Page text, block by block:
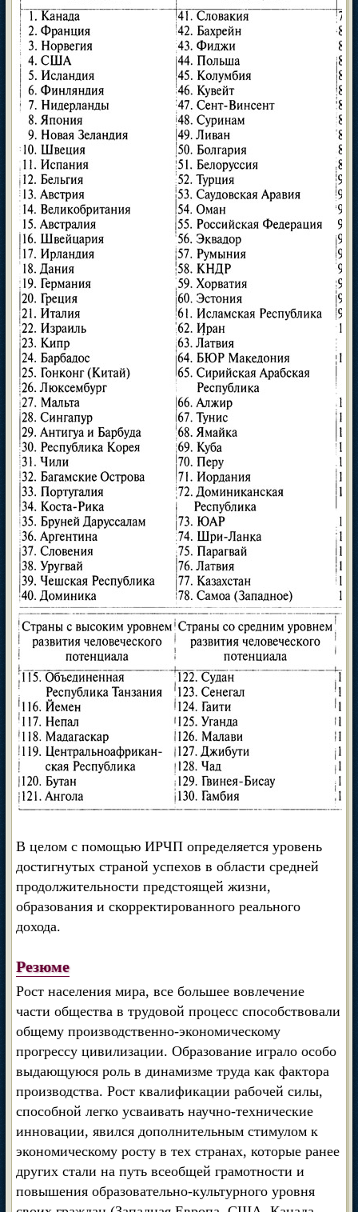
В целом с помощью ИРЧП определяется уровень
достигнутых страной успехов в области средней
продолжительности предстоящей жизни,
образования и скорректированного реального
дохода.
Резюме
Рост населения мира, все большее вовлечение
части общества в трудовой процесс способствовали
общему производственно-экономическому
прогрессу цивилизации. Образование играло особо
выдающуюся роль в динамизме труда как фактора
производства. Рост квалификации рабочей силы,
способной легко усваивать научно-технические
инновации, явился дополнительным стимулом к
экономическому росту в тех странах, которые ранее
других стали на путь всеобщей грамотности и
повышения образовательно-культурного уровня